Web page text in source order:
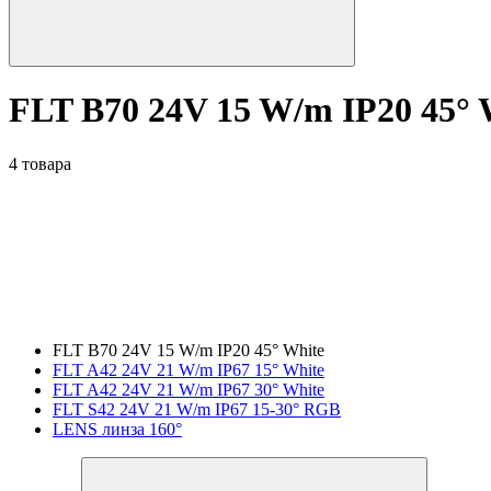
FLT B70 24V 15 W/m IP20 45°
4 товара
FLT B70 24V 15 W/m IP20 45° White
FLT A42 24V 21 W/m IP67 15° White
FLT A42 24V 21 W/m IP67 30° White
FLT S42 24V 21 W/m IP67 15-30° RGB
LENS линза 160°